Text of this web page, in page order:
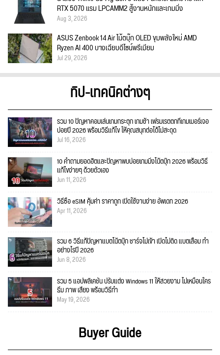
RTX 5070 แรม LPCAMM2 สู้งานหนักและเกมมิ่ง
Aug 3, 2026
ASUS Zenbook 14 Air โน้ตบุ๊ก OLED ขุมพลังใหม่ AMD
Ryzen AI 400 บางเฉียบดีไซน์พรีเมียม
Jul 29, 2026
ทิป-เทคนิคต่างๆ
รวม 10 ปัญหาคอมเล่นเกมกระตุก เกมช้า เฟรมเรตตกที่เกมเมอร์เจอ
บ่อยปี 2026 พร้อมวิธีแก้ไข ให้คุณสนุกต่อได้ไม่สะดุด
Jul 16, 2026
10 คำถามยอดฮิตและปัญหาพบบ่อยเกมมิ่งโน้ตบุ๊ก 2026 พร้อมวิธี
แก้ไขง่ายๆ ด้วยตัวเอง
Jun 11, 2026
วิธีซื้อ eSIM คุ้มค่า ราคาถูก เปิดใช้งานง่าย อัพเดท 2026
Apr 11, 2026
รวม 6 วิธีแก้ปัญหาแบตโน้ตบุ๊ก ชาร์จไม่เข้า เปิดไม่ติด แบตเสื่อม ทำ
อย่างไรปี 2026
Jun 8, 2026
รวม 5 แอปพลิเคชัน ปรับแต่ง Windows 11 ให้สวยงาม ไม่เหมือนใคร
ธีม ภาพ เสียง พร้อมวิธีทำ
May 19, 2026
Buyer Guide